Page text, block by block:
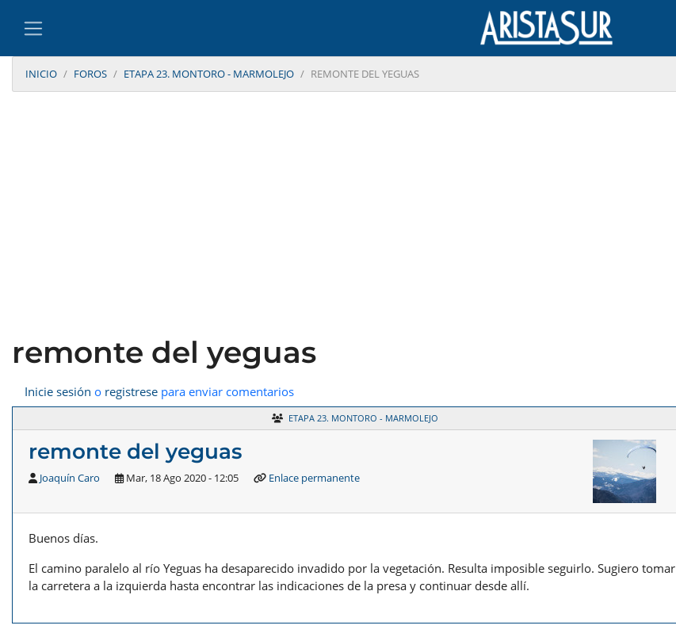
INICIO FOROS ETAPA 23. MONTORO - MARMOLEJO REMONTE DEL YEGUAS
remonte del yeguas
Inicie sesión o registrese para enviar comentarios
ETAPA 23. MONTORO - MARMOLEJO
remonte del yeguas
Joaquín Caro Mar, 18 Ago 2020 - 12:05 Enlace permanente
Buenos días.
El camino paralelo al río Yeguas ha desaparecido invadido por la vegetación. Resulta imposible seguirlo. Sugiero tomar
la carretera a la izquierda hasta encontrar las indicaciones de la presa y continuar desde allí.